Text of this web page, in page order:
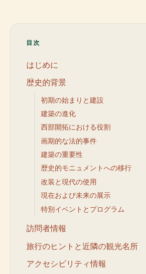
目次
はじめに
歴史的背景
初期の始まりと建設
建築の進化
西部開拓における役割
画期的な法的事件
建築の重要性
歴史的モニュメントへの移行
改装と現代の使用
現在および未来の展示
特別イベントとプログラム
訪問者情報
旅行のヒントと近隣の観光名所
アクセシビリティ情報